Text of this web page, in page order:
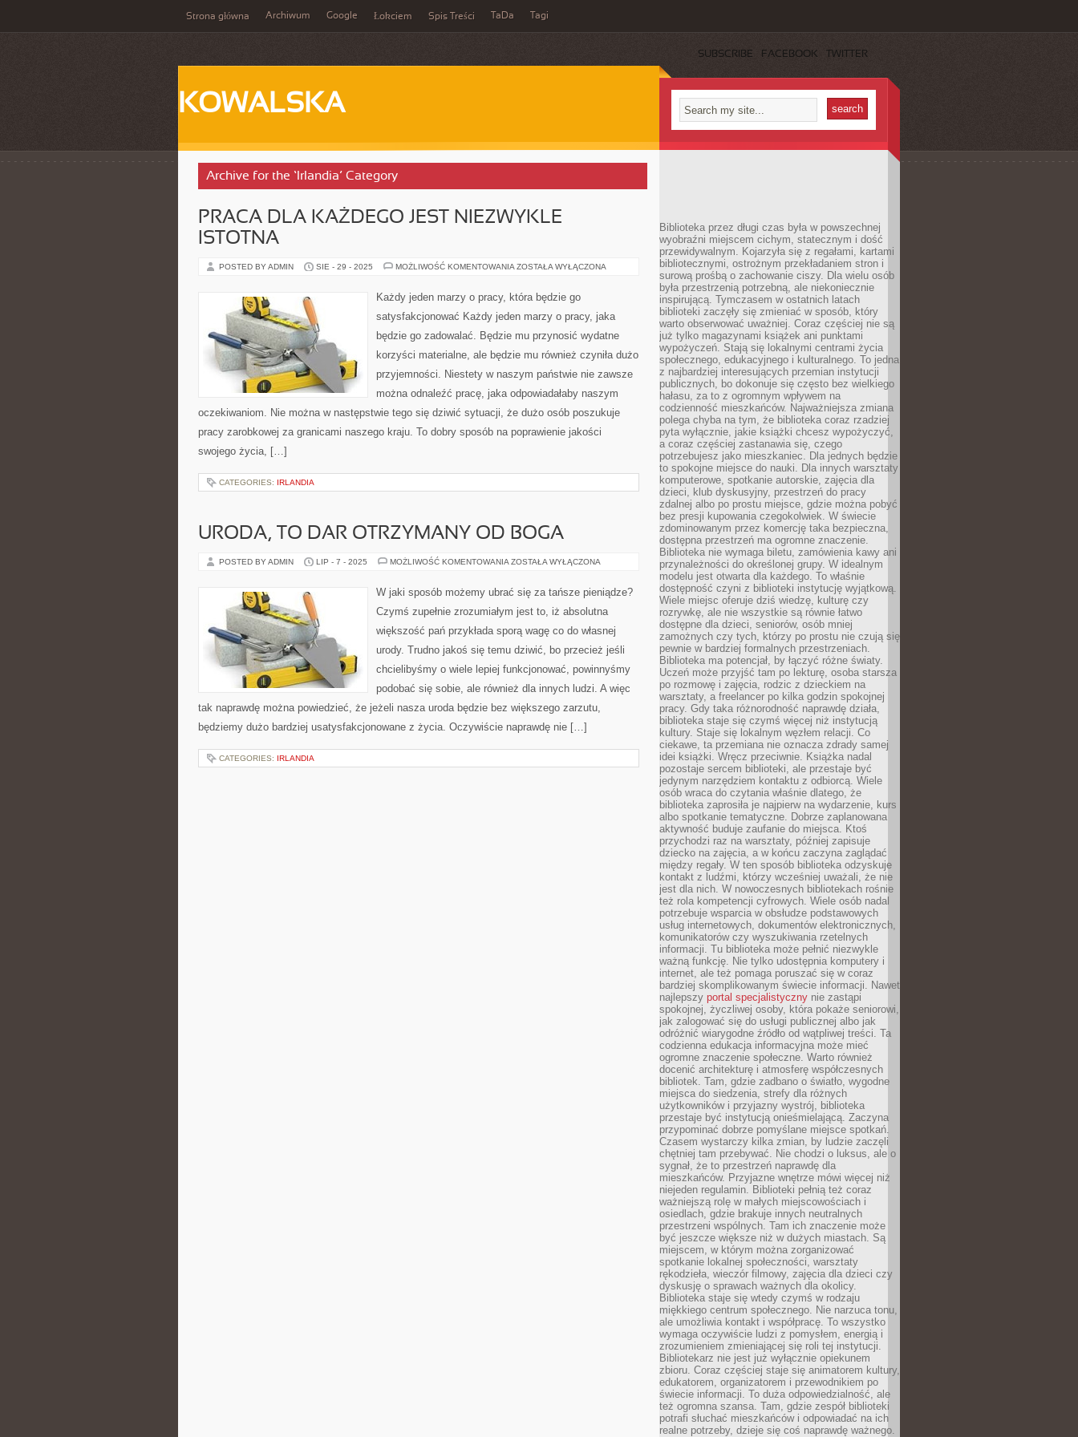
Strona główna Archiwum Google Łokciem Spis Treści TaDa Tagi
SUBSCRIBE FACEBOOK TWITTER
KOWALSKA
Archive for the ‘Irlandia’ Category
PRACA DLA KAŻDEGO JEST NIEZWYKLE
ISTOTNA
POSTED BY ADMIN SIE - 29 - 2025 MOŻLIWOŚĆ KOMENTOWANIA PRACA
JEST
NIEZWYKLE
ZOSTAŁA WYŁĄCZONA
Każdy jeden marzy o pracy, która będzie go
satysfakcjonować Każdy jeden marzy o pracy, jaka
będzie go zadowalać. Będzie mu przynosić wydatne
korzyści materialne, ale będzie mu również czyniła dużo
przyjemności. Niestety w naszym państwie nie zawsze
można odnaleźć pracę, jaka odpowiadałaby naszym
oczekiwaniom. Nie można w następstwie tego się dziwić sytuacji, że dużo osób poszukuje
pracy zarobkowej za granicami naszego kraju. To dobry sposób na poprawienie jakości
swojego życia, […]
CATEGORIES: IRLANDIA
URODA, TO DAR OTRZYMANY OD BOGA
POSTED BY ADMIN LIP - 7 - 2025 MOŻLIWOŚĆ KOMENTOWANIA URODA,
OTRZYMANY
OD
ZOSTAŁA WYŁĄCZONA
W jaki sposób możemy ubrać się za tańsze pieniądze?
Czymś zupełnie zrozumiałym jest to, iż absolutna
większość pań przykłada sporą wagę co do własnej
urody. Trudno jakoś się temu dziwić, bo przecież jeśli
chcielibyśmy o wiele lepiej funkcjonować, powinnyśmy
podobać się sobie, ale również dla innych ludzi. A więc
tak naprawdę można powiedzieć, że jeżeli nasza uroda będzie bez większego zarzutu,
będziemy dużo bardziej usatysfakcjonowane z życia. Oczywiście naprawdę nie […]
CATEGORIES: IRLANDIA
Biblioteka przez długi czas była w powszechnej
wyobraźni miejscem cichym, statecznym i dość
przewidywalnym. Kojarzyła się z regałami, kartami
bibliotecznymi, ostrożnym przekładaniem stron i
surową prośbą o zachowanie ciszy. Dla wielu osób
była przestrzenią potrzebną, ale niekoniecznie
inspirującą. Tymczasem w ostatnich latach
biblioteki zaczęły się zmieniać w sposób, który
warto obserwować uważniej. Coraz częściej nie są
już tylko magazynami książek ani punktami
wypożyczeń. Stają się lokalnymi centrami życia
społecznego, edukacyjnego i kulturalnego. To jedna
z najbardziej interesujących przemian instytucji
publicznych, bo dokonuje się często bez wielkiego
hałasu, za to z ogromnym wpływem na
codzienność mieszkańców. Najważniejsza zmiana
polega chyba na tym, że biblioteka coraz rzadziej
pyta wyłącznie, jakie książki chcesz wypożyczyć,
a coraz częściej zastanawia się, czego
potrzebujesz jako mieszkaniec. Dla jednych będzie
to spokojne miejsce do nauki. Dla innych warsztaty
komputerowe, spotkanie autorskie, zajęcia dla
dzieci, klub dyskusyjny, przestrzeń do pracy
zdalnej albo po prostu miejsce, gdzie można pobyć
bez presji kupowania czegokolwiek. W świecie
zdominowanym przez komercję taka bezpieczna,
dostępna przestrzeń ma ogromne znaczenie.
Biblioteka nie wymaga biletu, zamówienia kawy ani
przynależności do określonej grupy. W idealnym
modelu jest otwarta dla każdego. To właśnie
dostępność czyni z biblioteki instytucję wyjątkową.
Wiele miejsc oferuje dziś wiedzę, kulturę czy
rozrywkę, ale nie wszystkie są równie łatwo
dostępne dla dzieci, seniorów, osób mniej
zamożnych czy tych, którzy po prostu nie czują się
pewnie w bardziej formalnych przestrzeniach.
Biblioteka ma potencjał, by łączyć różne światy.
Uczeń może przyjść tam po lekturę, osoba starsza
po rozmowę i zajęcia, rodzic z dzieckiem na
warsztaty, a freelancer po kilka godzin spokojnej
pracy. Gdy taka różnorodność naprawdę działa,
biblioteka staje się czymś więcej niż instytucją
kultury. Staje się lokalnym węzłem relacji. Co
ciekawe, ta przemiana nie oznacza zdrady samej
idei książki. Wręcz przeciwnie. Książka nadal
pozostaje sercem biblioteki, ale przestaje być
jedynym narzędziem kontaktu z odbiorcą. Wiele
osób wraca do czytania właśnie dlatego, że
biblioteka zaprosiła je najpierw na wydarzenie, kurs
albo spotkanie tematyczne. Dobrze zaplanowana
aktywność buduje zaufanie do miejsca. Ktoś
przychodzi raz na warsztaty, później zapisuje
dziecko na zajęcia, a w końcu zaczyna zaglądać
między regały. W ten sposób biblioteka odzyskuje
kontakt z ludźmi, którzy wcześniej uważali, że nie
jest dla nich. W nowoczesnych bibliotekach rośnie
też rola kompetencji cyfrowych. Wiele osób nadal
potrzebuje wsparcia w obsłudze podstawowych
usług internetowych, dokumentów elektronicznych,
komunikatorów czy wyszukiwania rzetelnych
informacji. Tu biblioteka może pełnić niezwykle
ważną funkcję. Nie tylko udostępnia komputery i
internet, ale też pomaga poruszać się w coraz
bardziej skomplikowanym świecie informacji. Nawet
najlepszy portal specjalistyczny nie zastąpi
spokojnej, życzliwej osoby, która pokaże seniorowi,
jak zalogować się do usługi publicznej albo jak
odróżnić wiarygodne źródło od wątpliwej treści. Ta
codzienna edukacja informacyjna może mieć
ogromne znaczenie społeczne. Warto również
docenić architekturę i atmosferę współczesnych
bibliotek. Tam, gdzie zadbano o światło, wygodne
miejsca do siedzenia, strefy dla różnych
użytkowników i przyjazny wystrój, biblioteka
przestaje być instytucją onieśmielającą. Zaczyna
przypominać dobrze pomyślane miejsce spotkań.
Czasem wystarczy kilka zmian, by ludzie zaczęli
chętniej tam przebywać. Nie chodzi o luksus, ale o
sygnał, że to przestrzeń naprawdę dla
mieszkańców. Przyjazne wnętrze mówi więcej niż
niejeden regulamin. Biblioteki pełnią też coraz
ważniejszą rolę w małych miejscowościach i
osiedlach, gdzie brakuje innych neutralnych
przestrzeni wspólnych. Tam ich znaczenie może
być jeszcze większe niż w dużych miastach. Są
miejscem, w którym można zorganizować
spotkanie lokalnej społeczności, warsztaty
rękodzieła, wieczór filmowy, zajęcia dla dzieci czy
dyskusję o sprawach ważnych dla okolicy.
Biblioteka staje się wtedy czymś w rodzaju
miękkiego centrum społecznego. Nie narzuca tonu,
ale umożliwia kontakt i współpracę. To wszystko
wymaga oczywiście ludzi z pomysłem, energią i
zrozumieniem zmieniającej się roli tej instytucji.
Bibliotekarz nie jest już wyłącznie opiekunem
zbioru. Coraz częściej staje się animatorem kultury,
edukatorem, organizatorem i przewodnikiem po
świecie informacji. To duża odpowiedzialność, ale
też ogromna szansa. Tam, gdzie zespół biblioteki
potrafi słuchać mieszkańców i odpowiadać na ich
realne potrzeby, dzieje się coś naprawdę ważnego.